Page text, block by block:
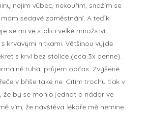
nejím vůbec, nekouřím, snažím se
sedavé zaměstnání. A teď k
se mi ve stolici velké množství
krvavými nitkami. Většinou vyjde
s krví bez stolice (cca 3x denne).
tuhá, průjem občas. Zvýšené
v břiše také ne. Cítím trochu tlak v
že by se mohlo jednat o nádor ve
vím, že návštěva lékaře mě nemine.